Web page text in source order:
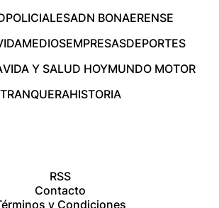
POLICIALESADN BONAERENSE
MEDIOSEMPRESASDEPORTES
VIDA Y SALUD HOYMUNDO MOTOR
TRANQUERAHISTORIA
RSS
Contacto
y Condiciones